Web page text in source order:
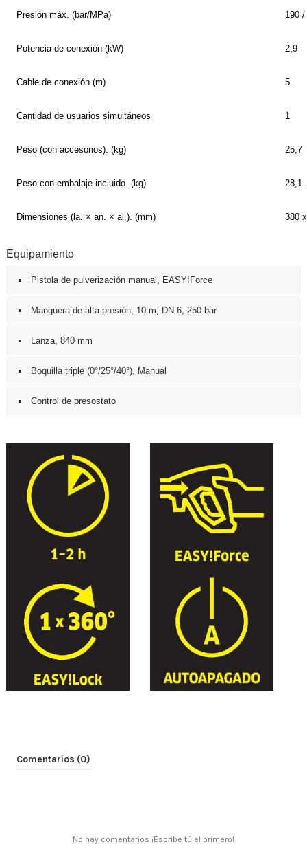
Presión máx. (bar/MPa) 190 /
Potencia de conexión (kW) 2,9
Cable de conexión (m) 5
Cantidad de usuarios simultáneos 1
Peso (con accesorios). (kg) 25,7
Peso con embalaje incluido. (kg) 28,1
Dimensiones (la. × an. × al.). (mm) 380
Equipamiento
Pistola de pulverización manual, EASY!Force
Manguera de alta presión, 10 m, DN 6, 250 bar
Lanza, 840 mm
Boquilla triple (0°/25°/40°), Manual
Control de presostato
Comentarios (0)
No hay comentarios ¡Escribe tú el primero!